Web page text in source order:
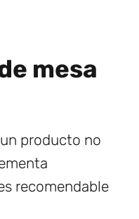
mesa
producto no
recomendable